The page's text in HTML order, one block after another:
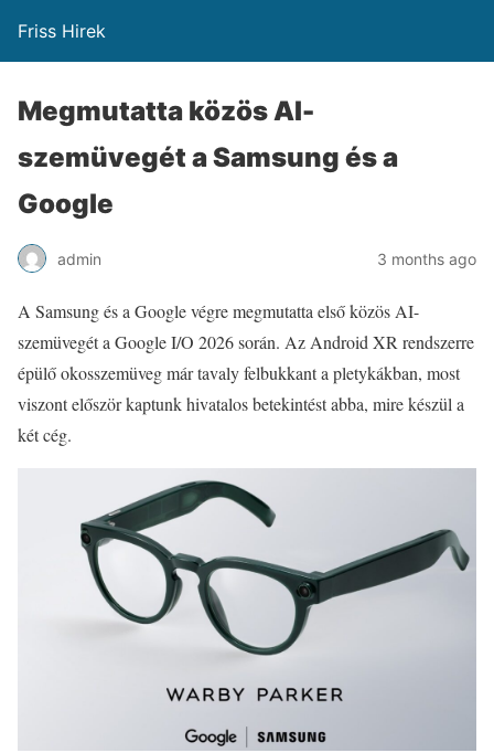
Friss Hirek
Megmutatta közös AI-
szemüvegét a Samsung és a
Google
admin 3 months ago
A Samsungés a Googlevégre megmutatta első közös AI-
szemüvegét a Google I/O 2026 során. Az Android XR rendszerre
épülő okosszemüveg már tavaly felbukkant a pletykákban, most
viszont először kaptunk hivatalos betekintést abba, mire készül a
két cég.